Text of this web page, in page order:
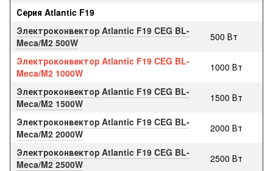
Серия Atlantic F19
Электроконвектор Atlantic F19 CEG BL-
Meca/M2 500W
500 Вт
Электроконвектор Atlantic F19 CEG BL-
Meca/M2 1000W
1000 Вт
Электроконвектор Atlantic F19 CEG BL-
Meca/M2 1500W
1500 Вт
Электроконвектор Atlantic F19 CEG BL-
Meca/M2 2000W
2000 Вт
Электроконвектор Atlantic F19 CEG BL-
Meca/M2 2500W
2500 Вт